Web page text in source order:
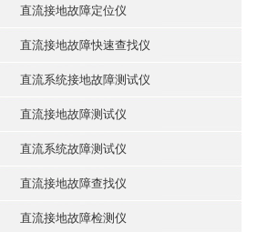
直流接地故障定位仪
直流接地故障快速查找仪
直流系统接地故障测试仪
直流接地故障测试仪
直流系统故障测试仪
直流接地故障查找仪
直流接地故障检测仪